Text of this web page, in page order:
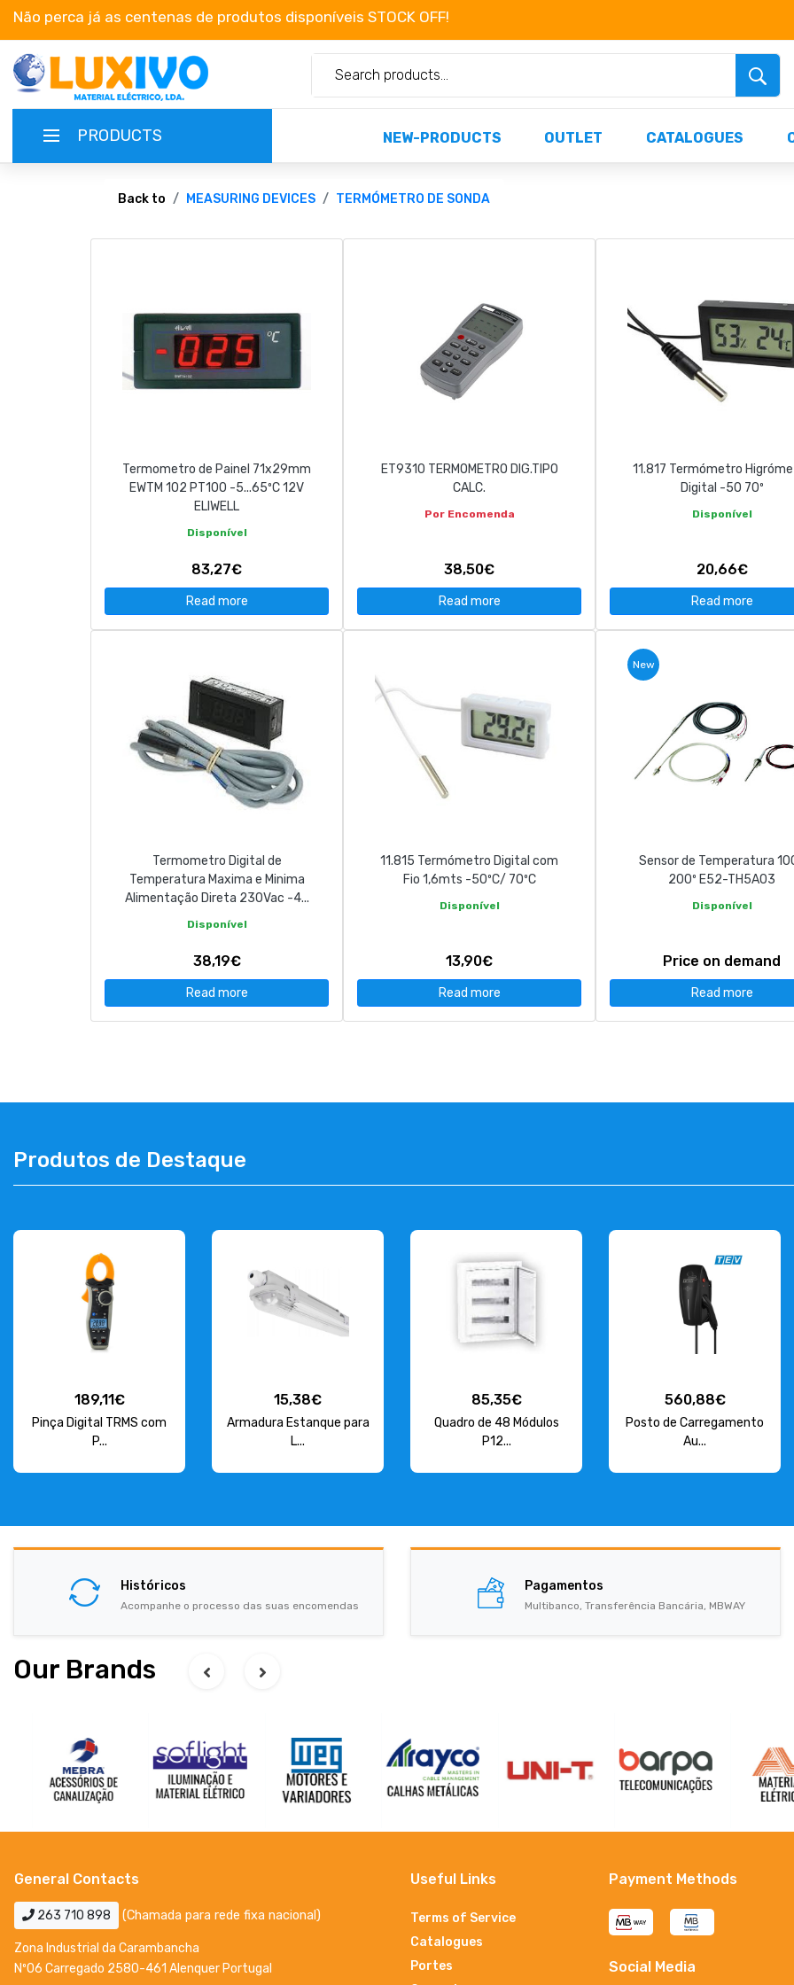
Não perca já as centenas de produtos disponíveis STOCK OFF!
PRODUCTS NEW-PRODUCTS OUTLET CATALOGUES
NEW-PRODUCTS
TERMS OF SERVICE
geral@luxivo.pt
Back to MEASURING DEVICES TERMÓMETRO DE SONDA
Termometro de Painel 71x29mm
EWTM 102 PT100 -5...65ºC 12V
ELIWELL
Disponível
83,27€
Read more
ET9310 TERMOMETRO DIG.TIPO
CALC.
Por Encomenda
38,50€
Read more
11.817 Termómetro
Digital -50 70º
Disponível
20,66€
Read more
Termometro Digital de
Temperatura Maxima e Minima
Alimentação Direta 230Vac -4...
Disponível
38,19€
Read more
11.815 Termómetro Digital com
Fio 1,6mts -50ºC/ 70ºC
Disponível
13,90€
Read more
New
Sensor de Temperatura
200º E52-TH5A03
Disponível
Price on demand
Read more
Produtos de Destaque
189,11€
Pinça Digital TRMS com
P...
15,38€
Armadura Estanque para
L...
85,35€
Quadro de 48 Módulos
P12...
560,88€
Posto de Carregamento
Au...
Históricos
Acompanhe o processo das suas encomendas
Pagamentos
Multibanco, Transferência Bancária, MBWAY
Our Brands
General Contacts
263 710 898 (Chamada para rede fixa nacional)
Zona Industrial da Carambancha
Nº06 Carregado 2580-461 Alenquer Portugal
Useful Links
Terms of Service
Catalogues
Portes
Payment Methods
Social Media